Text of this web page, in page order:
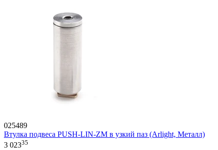
025489
Втулка подвеса PUSH-LIN-ZM в узкий паз (Arlight, Металл)
3 02335